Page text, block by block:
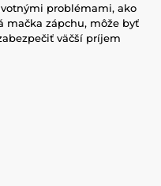
problémami, ako
mačka zápchu, môže byť
väčší príjem